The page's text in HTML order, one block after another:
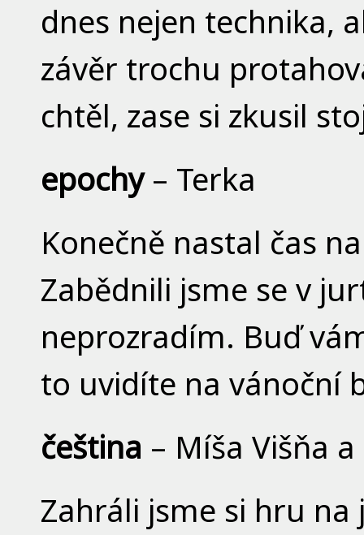
dnes nejen technika,
závěr trochu
chtěl, zase si zkusil
epochy– Terka
Konečně nastal čas
Zabědnili jsme se v
neprozradím. Buď
to uvidíte na vánoční
čeština – Míša Višňa
Zahráli jsme si hru